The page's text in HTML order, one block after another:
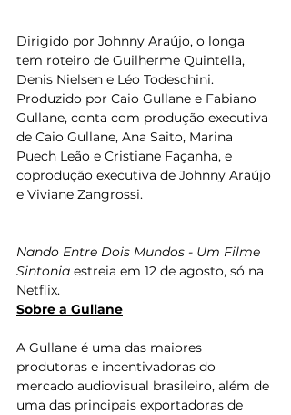
Dirigido por Johnny Araújo, o longa
tem roteiro de Guilherme Quintella,
Denis Nielsen e Léo Todeschini.
Produzido por Caio Gullane e Fabiano
Gullane, conta com produção executiva
de Caio Gullane, Ana Saito, Marina
Puech Leão e Cristiane Façanha, e
coprodução executiva de Johnny Araújo
e Viviane Zangrossi.
Nando Entre Dois Mundos - Um Filme
Sintonia estreia em 12 de agosto, só na
Netflix.
Sobre a Gullane
A Gullane é uma das maiores
produtoras e incentivadoras do
mercado audiovisual brasileiro, além de
uma das principais exportadoras de